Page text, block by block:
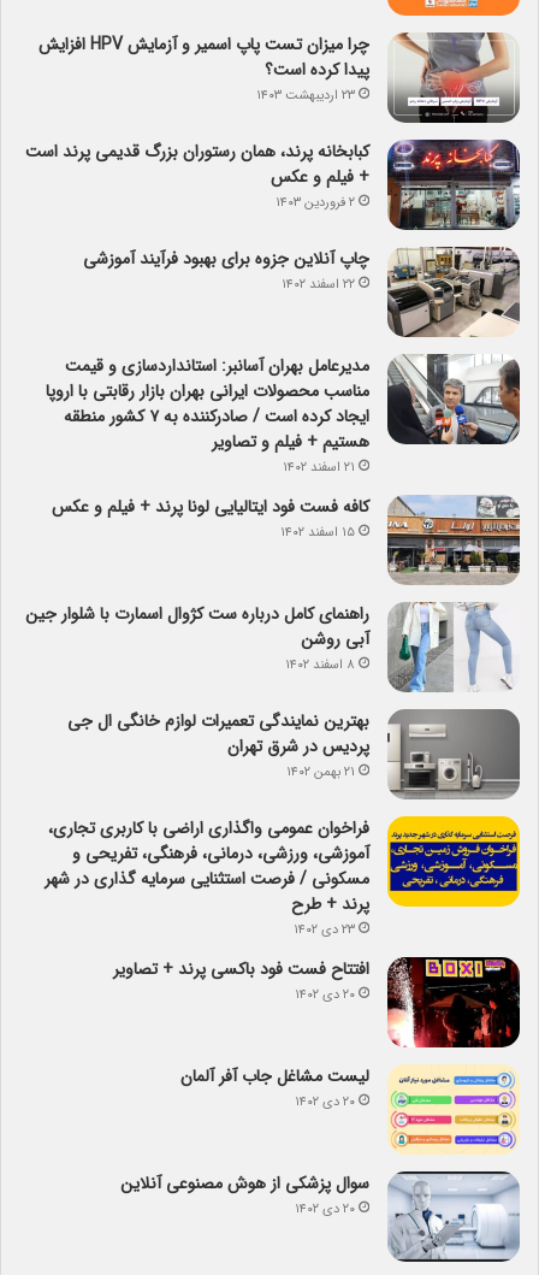
چرا میزان تست پاپ اسمیر و آزمایش HPV افزایش
پیدا کرده است؟
۲۳ اردیبهشت ۱۴۰۳
کبابخانه پرند، همان رستوران بزرگ قدیمی پرند است
+ فیلم و عکس
۲ فروردین ۱۴۰۳
چاپ آنلاین جزوه برای بهبود فرآیند آموزشی
۲۲ اسفند ۱۴۰۲
مدیرعامل بهران آسانبر: استانداردسازی و قیمت
مناسب محصولات ایرانی بهران بازار رقابتی با اروپا
ایجاد کرده است / صادرکننده به ۷ کشور منطقه
هستیم + فیلم و تصاویر
۲۱ اسفند ۱۴۰۲
کافه فست فود ایتالیایی لونا پرند + فیلم و عکس
۱۵ اسفند ۱۴۰۲
راهنمای کامل درباره ست کژوال اسمارت با شلوار جین
آبی روشن
۸ اسفند ۱۴۰۲
بهترین نمایندگی تعمیرات لوازم خانگی ال جی
پردیس در شرق تهران
۲۱ بهمن ۱۴۰۲
فراخوان عمومی واگذاری اراضی با کاربری تجاری،
آموزشی، ورزشی، درمانی، فرهنگی، تفریحی و
مسکونی / فرصت استثنایی سرمایه گذاری در شهر
پرند + طرح
۲۳ دی ۱۴۰۲
افتتاح فست فود باکسی پرند + تصاویر
۲۰ دی ۱۴۰۲
لیست مشاغل جاب آفر آلمان
۲۰ دی ۱۴۰۲
سوال پزشکی از هوش مصنوعی آنلاین
۲۰ دی ۱۴۰۲